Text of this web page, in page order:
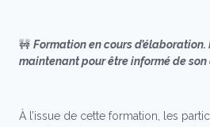
🚧 Formation en cours
maintenant pour être informé de son
À l’issue de cette formation, les